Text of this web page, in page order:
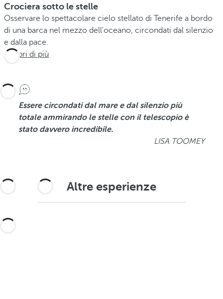
Crociera sotto le stelle
Osservare lo spettacolare cielo stellato di Tenerife a bordo
di una barca nel mezzo dell'oceano, circondati dal silenzio
e dalla pace.
Scopri di più
Essere circondati dal mare e dal silenzio più
totale ammirando le stelle con il telescopio è
stato davvero incredibile.
LISA TOOMEY
Altre esperienze